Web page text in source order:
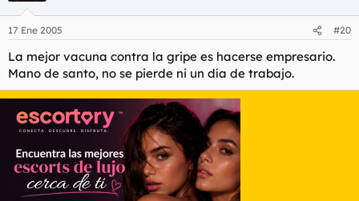
17 Ene 2005 #20
La mejor vacuna contra la gripe es hacerse empresario.
Mano de santo, no se pierde ni un día de trabajo.